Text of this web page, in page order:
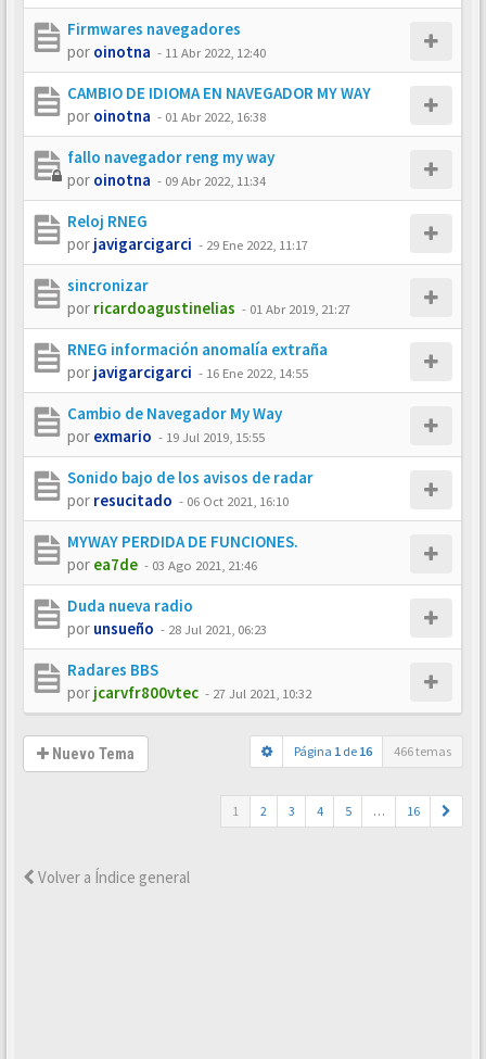
Firmwares navegadores
por oinotna - 11 Abr 2022, 12:40
CAMBIO DE IDIOMA EN NAVEGADOR MY WAY
por oinotna - 01 Abr 2022, 16:38
fallo navegador reng my way
por oinotna - 09 Abr 2022, 11:34
Reloj RNEG
por javigarcigarci - 29 Ene 2022, 11:17
sincronizar
por ricardoagustinelias - 01 Abr 2019, 21:27
RNEG información anomalía extraña
por javigarcigarci - 16 Ene 2022, 14:55
Cambio de Navegador My Way
por exmario - 19 Jul 2019, 15:55
Sonido bajo de los avisos de radar
por resucitado - 06 Oct 2021, 16:10
MYWAY PERDIDA DE FUNCIONES.
por ea7de - 03 Ago 2021, 21:46
Duda nueva radio
por unsueño - 28 Jul 2021, 06:23
Radares BBS
por jcarvfr800vtec - 27 Jul 2021, 10:32
Nuevo Tema Página 1 de 16 466 temas
1 2 3 4 5 … 16
Volver a Índice general